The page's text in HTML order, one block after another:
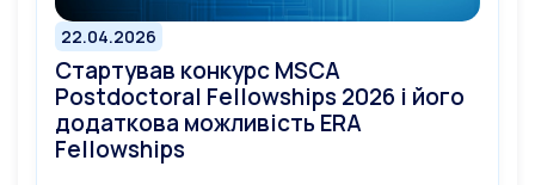
22.04.2026
Стартував конкурс MSCA
Postdoctoral Fellowships 2026 і його
додаткова можливість ERA
Fellowships